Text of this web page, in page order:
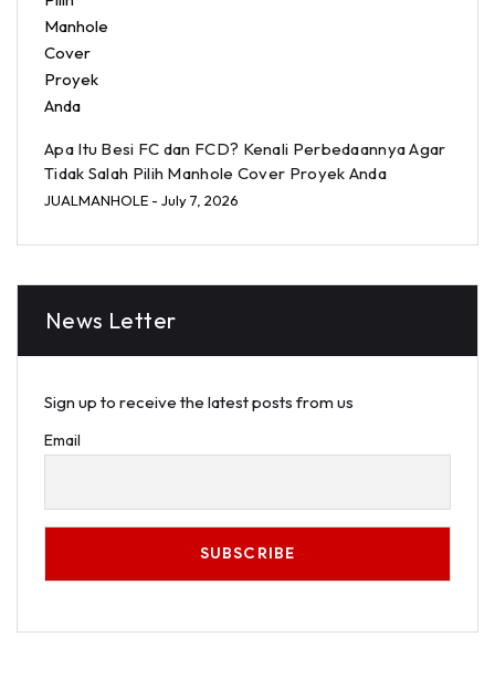
Apa Itu Besi FC dan FCD? Kenali Perbedaannya Agar
Tidak Salah Pilih Manhole Cover Proyek Anda
JUALMANHOLE - July 7, 2026
News Letter
Sign up to receive the latest posts from us
Email